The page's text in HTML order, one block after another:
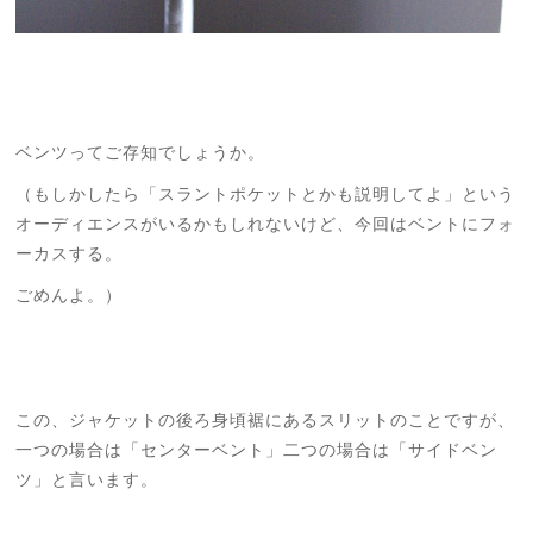
ベンツってご存知でしょうか。
（もしかしたら「スラントポケットとかも説明してよ」という
オーディエンスがいるかもしれないけど、今回はベントにフォ
ーカスする。
ごめんよ。）
この、ジャケットの後ろ身頃裾にあるスリットのことですが、
一つの場合は「センターベント」二つの場合は「サイドベン
ツ」と言います。